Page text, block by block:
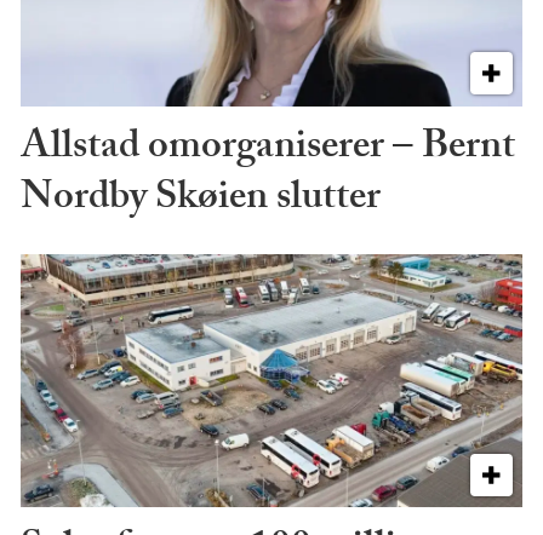
Allstad omorganiserer – Bernt
Nordby Skøien slutter